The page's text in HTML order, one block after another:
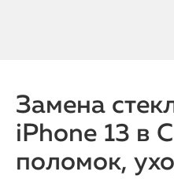
MacBook
Watch
Замена
iPhone 13 в
поломок,